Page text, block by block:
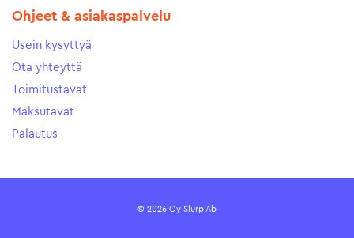
Ohjeet & asiakaspalvelu
Usein kysyttyä
Ota yhteyttä
Toimitustavat
Maksutavat
Palautus
© 2026 Oy Slurp Ab